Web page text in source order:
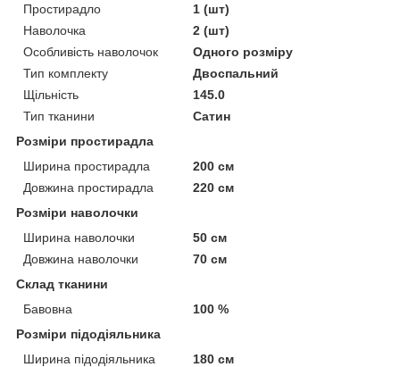
Простирадло
1 (шт)
Наволочка
2 (шт)
Особливість наволочок
Одного розміру
Тип комплекту
Двоспальний
Щільність
145.0
Тип тканини
Сатин
Розміри простирадла
Ширина простирадла
200 см
Довжина простирадла
220 см
Розміри наволочки
Ширина наволочки
50 см
Довжина наволочки
70 см
Склад тканини
Бавовна
100 %
Розміри підодіяльника
Ширина підодіяльника
180 см